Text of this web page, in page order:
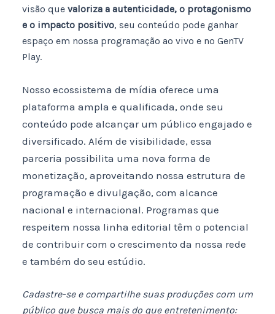
visão que valoriza a autenticidade, o protagonismo
e o impacto positivo, seu conteúdo pode ganhar
espaço em nossa programação ao vivo e no GenTV
Play.
Nosso ecossistema de mídia oferece uma
plataforma ampla e qualificada, onde seu
conteúdo pode alcançar um público engajado e
diversificado. Além de visibilidade, essa
parceria possibilita uma nova forma de
monetização, aproveitando nossa estrutura de
programação e divulgação, com alcance
nacional e internacional. Programas que
respeitem nossa linha editorial têm o potencial
de contribuir com o crescimento da nossa rede
e também do seu estúdio.
Cadastre-se e compartilhe suas produções com um
público que busca mais do que entretenimento: